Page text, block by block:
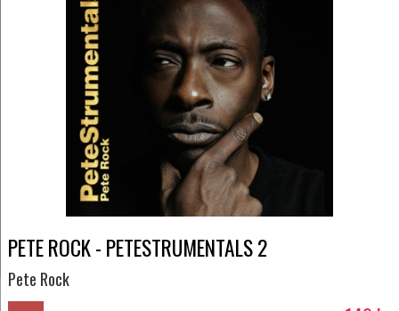
PETE ROCK - PETESTRUMENTALS 2
Pete Rock